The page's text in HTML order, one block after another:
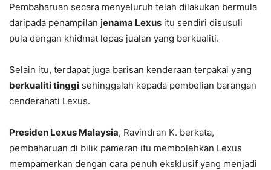
Pembaharuan secara menyeluruh telah dilakukan bermula
daripada penampilan jenama Lexus itu sendiri disusuli
pula dengan khidmat lepas jualan yang berkualiti.
Selain itu, terdapat juga barisan kenderaan terpakai yang
berkualiti tinggi sehinggalah kepada pembelian barangan
cenderahati Lexus.
Presiden Lexus Malaysia, Ravindran K. berkata,
pembaharuan di bilik pameran itu membolehkan Lexus
mempamerkan dengan cara penuh eksklusif yang menjadi